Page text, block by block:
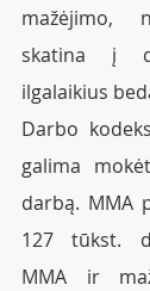
mažėjimo,
skatina į
ilgalaikius
Darbo
galima
darbą. MMA
127 tūkst.
MMA ir